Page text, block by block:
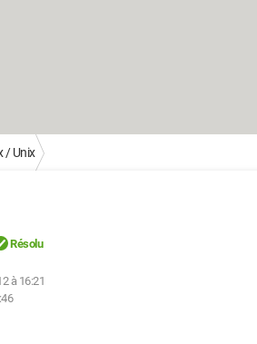
/ Unix
Résolu
à 16:21